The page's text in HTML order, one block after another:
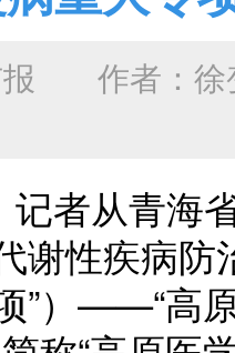
报 作者：
从青海省
谢性疾病防
”）——“高